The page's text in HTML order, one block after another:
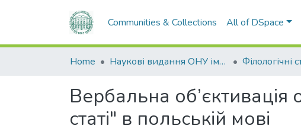
Communities & Collections All of DSpace
Home Наукові видання ОНУ імені І. І. Мечникова Філологічні
Вербальна об’єктивація
статі" в польській мові